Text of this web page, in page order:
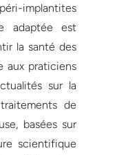
implantites
adaptée est
la santé des
aux praticiens
sur la
de
basées sur
scientifique